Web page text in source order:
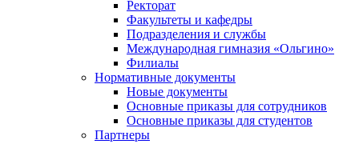
Ректорат
Факультеты и кафедры
Подразделения и службы
Международная гимназия «Ольгино»
Филиалы
Нормативные документы
Новые документы
Основные приказы для сотрудников
Основные приказы для студентов
Партнеры